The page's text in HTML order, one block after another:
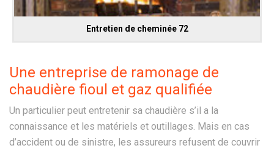
Entretien de cheminée 72
Une entreprise de ramonage de
chaudière fioul et gaz qualifiée
Un particulier peut entretenir sa chaudière s’il a la
connaissance et les matériels et outillages. Mais en cas
d’accident ou de sinistre, les assureurs refusent de couvrir